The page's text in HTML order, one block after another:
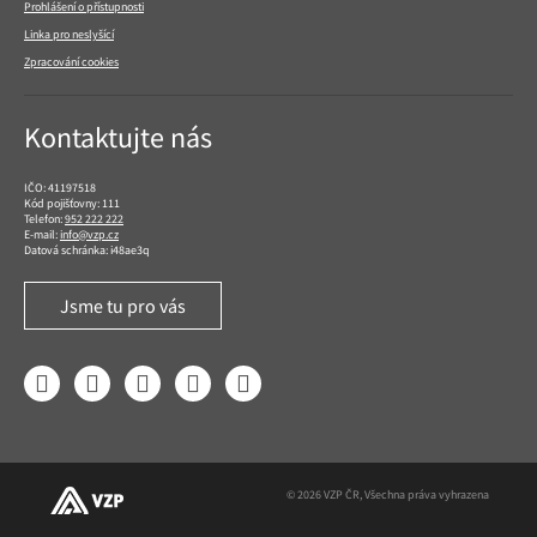
Prohlášení o přístupnosti
Linka pro neslyšící
Zpracování cookies
Kontaktujte nás
IČO: 41197518
Kód pojišťovny: 111
Telefon:952 222 222
E-mail:info@vzp.cz
Datová schránka: i48ae3q
Jsme tu pro vás
FacebookLinkedIn YouTube InstagramTwitter
© 2026 VZP ČR, Všechna práva vyhrazena